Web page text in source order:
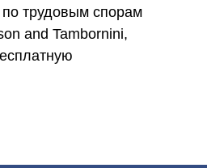
трудовым спорам
and Tambornini,